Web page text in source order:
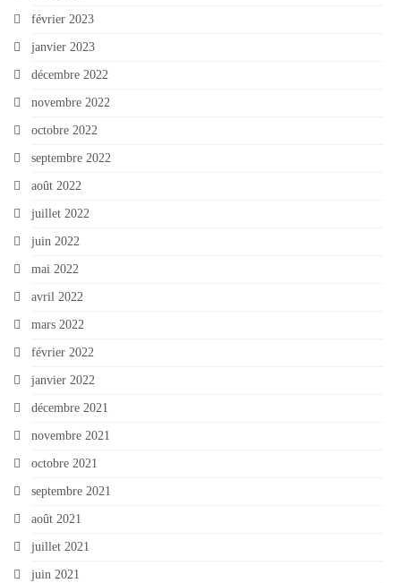
février 2023
janvier 2023
décembre 2022
novembre 2022
octobre 2022
septembre 2022
août 2022
juillet 2022
juin 2022
mai 2022
avril 2022
mars 2022
février 2022
janvier 2022
décembre 2021
novembre 2021
octobre 2021
septembre 2021
août 2021
juillet 2021
juin 2021